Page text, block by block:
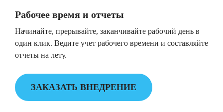
Рабочее время и отчеты
Начинайте, прерывайте, заканчивайте рабочий день в
один клик. Ведите учет рабочего времени и составляйте
отчеты на лету.
ЗАКАЗАТЬ ВНЕДРЕНИЕ